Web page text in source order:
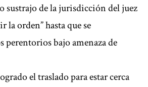
sustrajo de la jurisdicción del juez
la orden” hasta que se
perentorios bajo amenaza de
el traslado para estar cerca